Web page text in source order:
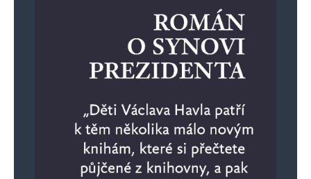
Webová stránka
Uložit do prohlížeče jméno, e-mail a webovou stránku pro budoucí
Informujte mě o nových komentářích e-mailem.